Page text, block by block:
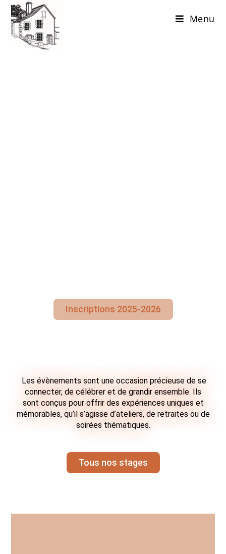
Menu
Inscriptions 2025-2026
Les évènements sont une occasion précieuse de se
connecter, de célébrer et de grandir ensemble. Ils
sont conçus pour offrir des expériences uniques et
mémorables, qu’il s’agisse d’ateliers, de retraites ou de
soirées thématiques.
Tous nos stages